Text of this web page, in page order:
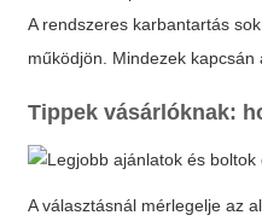
A rendszeres karbantartás
működjön. Mindezek
Tippek vásárlóknak:
A választásnál mérlegelje az